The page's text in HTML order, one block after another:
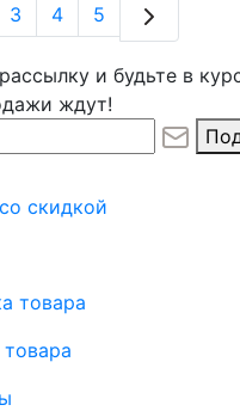
3 4 5
и будьте в
ждут!
скидкой
товара